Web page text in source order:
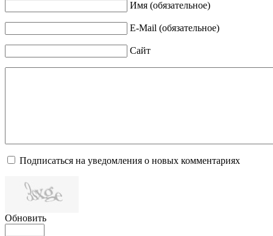
Имя (обязательное)
E-Mail (обязательное)
Сайт
Подписаться на уведомления о новых комментариях
Обновить